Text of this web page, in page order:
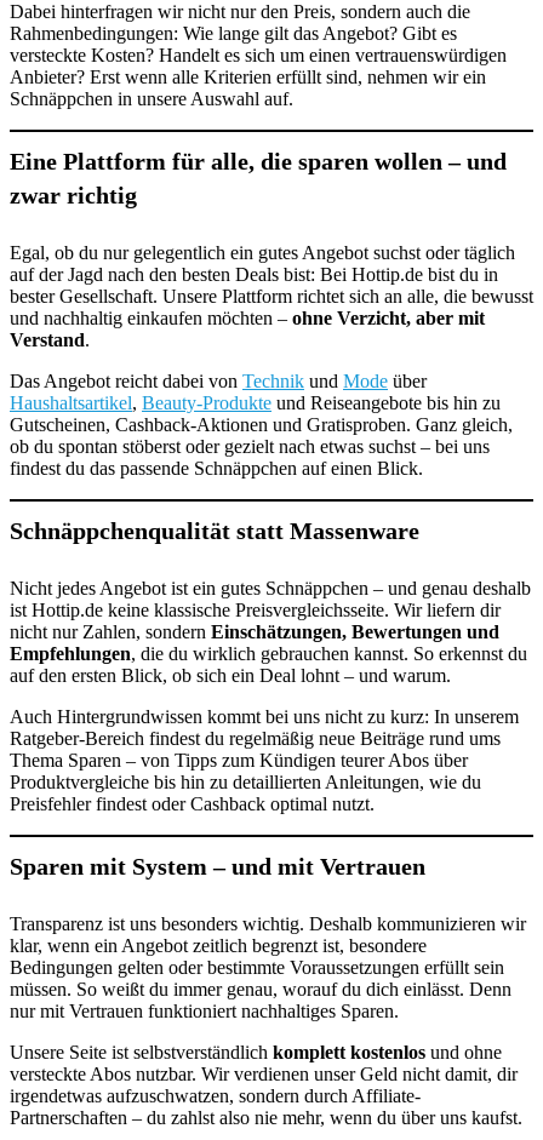
Dabei hinterfragen wir nicht nur den Preis, sondern auch die
Rahmenbedingungen: Wie lange gilt das Angebot? Gibt es
versteckte Kosten? Handelt es sich um einen vertrauenswürdigen
Anbieter? Erst wenn alle Kriterien erfüllt sind, nehmen wir ein
Schnäppchen in unsere Auswahl auf.
Eine Plattform für alle, die sparen wollen – und
zwar richtig
Egal, ob du nur gelegentlich ein gutes Angebot suchst oder täglich
auf der Jagd nach den besten Deals bist: Bei Hottip.de bist du in
bester Gesellschaft. Unsere Plattform richtet sich an alle, die bewusst
und nachhaltig einkaufen möchten – ohne Verzicht, aber mit
Verstand.
Das Angebot reicht dabei von Technik und Mode über
Haushaltsartikel, Beauty-Produkte und Reiseangebote bis hin zu
Gutscheinen, Cashback-Aktionen und Gratisproben. Ganz gleich,
ob du spontan stöberst oder gezielt nach etwas suchst – bei uns
findest du das passende Schnäppchen auf einen Blick.
Schnäppchenqualität statt Massenware
Nicht jedes Angebot ist ein gutes Schnäppchen – und genau deshalb
ist Hottip.de keine klassische Preisvergleichsseite. Wir liefern dir
nicht nur Zahlen, sondern Einschätzungen, Bewertungen und
Empfehlungen, die du wirklich gebrauchen kannst. So erkennst du
auf den ersten Blick, ob sich ein Deal lohnt – und warum.
Auch Hintergrundwissen kommt bei uns nicht zu kurz: In unserem
Ratgeber-Bereich findest du regelmäßig neue Beiträge rund ums
Thema Sparen – von Tipps zum Kündigen teurer Abos über
Produktvergleiche bis hin zu detaillierten Anleitungen, wie du
Preisfehler findest oder Cashback optimal nutzt.
Sparen mit System – und mit Vertrauen
Transparenz ist uns besonders wichtig. Deshalb kommunizieren wir
klar, wenn ein Angebot zeitlich begrenzt ist, besondere
Bedingungen gelten oder bestimmte Voraussetzungen erfüllt sein
müssen. So weißt du immer genau, worauf du dich einlässt. Denn
nur mit Vertrauen funktioniert nachhaltiges Sparen.
Unsere Seite ist selbstverständlich komplett kostenlos und ohne
versteckte Abos nutzbar. Wir verdienen unser Geld nicht damit, dir
irgendetwas aufzuschwatzen, sondern durch Affiliate-
Partnerschaften – du zahlst also nie mehr, wenn du über uns kaufst.